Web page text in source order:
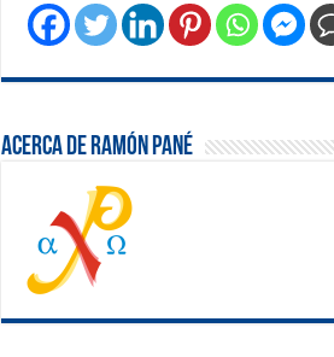
Acerca de Ramón Pané